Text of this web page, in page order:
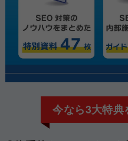
今なら3大特